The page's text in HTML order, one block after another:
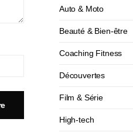
Auto & Moto
Beauté & Bien-être
Coaching Fitness
Découvertes
Film & Série
High-tech